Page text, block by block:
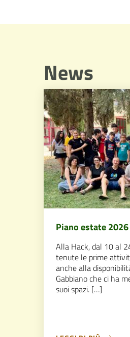
News
Piano estate 2026
Alla Hack, dal 10 al
tenute le prime
anche alla
Gabbiano che ci ha
suoi spazi. […]